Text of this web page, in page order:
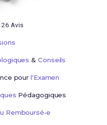
26 Avis
&Conseils
pourl'Examen
Pédagogiques
Remboursé•e